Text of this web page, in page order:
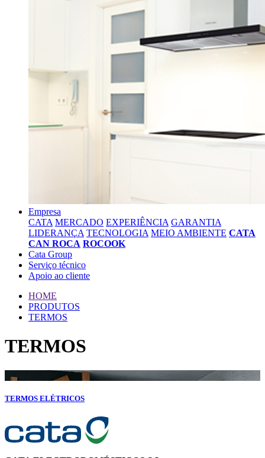
Empresa
CATA MERCADO EXPERIÊNCIA GARANTIA
LIDERANÇA TECNOLOGIA MEIO AMBIENTE CATA
CAN ROCA ROCOOK
Cata Group
Serviço técnico
Apoio ao cliente
HOME
PRODUTOS
TERMOS
TERMOS
TERMOS ELÉTRICOS